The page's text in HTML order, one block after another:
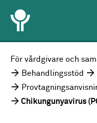
För vårdgivare och
Behandlingsstöd
Chikungunyavirus